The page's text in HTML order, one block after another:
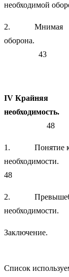
2. Мнимая
43
IV Крайняя
необходимость.
48
1. Понятие
48
2.
Список